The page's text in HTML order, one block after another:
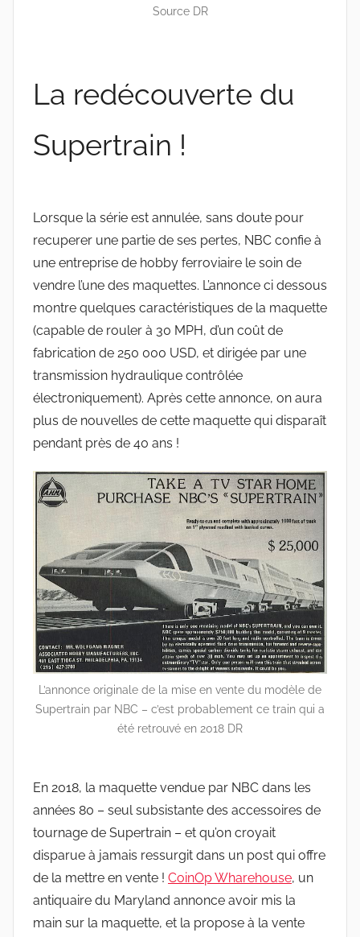
Source DR
La redécouverte du
Supertrain !
Lorsque la série est annulée, sans doute pour
recuperer une partie de ses pertes, NBC confie à
une entreprise de hobby ferroviaire le soin de
vendre l’une des maquettes. L’annonce ci dessous
montre quelques caractéristiques de la maquette
(capable de rouler à 30 MPH, d’un coût de
fabrication de 250 000 USD, et dirigée par une
transmission hydraulique contrôlée
électroniquement). Après cette annonce, on aura
plus de nouvelles de cette maquette qui disparaît
pendant près de 40 ans !
L’annonce originale de la mise en vente du modèle de
Supertrain par NBC – c’est probablement ce train qui a
été retrouvé en 2018 DR
En 2018, la maquette vendue par NBC dans les
années 80 – seul subsistante des accessoires de
tournage de Supertrain – et qu’on croyait
disparue à jamais ressurgit dans un post qui offre
de la mettre en vente ! CoinOp Wharehouse, un
antiquaire du Maryland annonce avoir mis la
main sur la maquette, et la propose à la vente